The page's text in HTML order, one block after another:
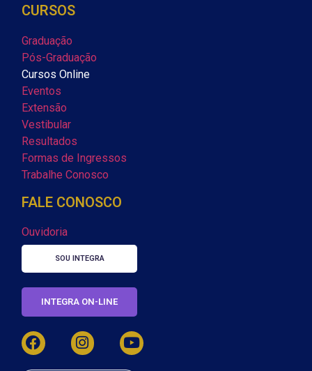
CURSOS
Graduação
Pós-Graduação
Cursos Online
Eventos
Extensão
Vestibular
Resultados
Formas de Ingressos
Trabalhe Conosco
FALE CONOSCO
Ouvidoria
SOU INTEGRA
INTEGRA ON-LINE